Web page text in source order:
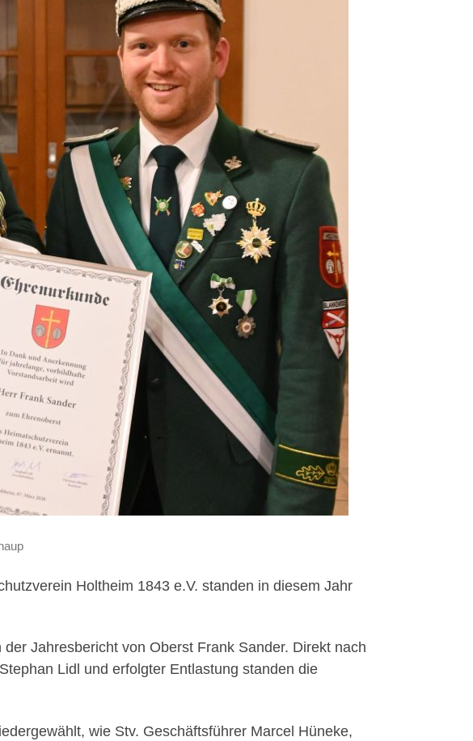
Holtheim 1843 e.V. standen in diesem Jahr
Jahresbericht von Oberst Frank Sander. Direkt nach
Lidl und erfolgter Entlastung standen die
wie Stv. Geschäftsführer Marcel Hüneke,